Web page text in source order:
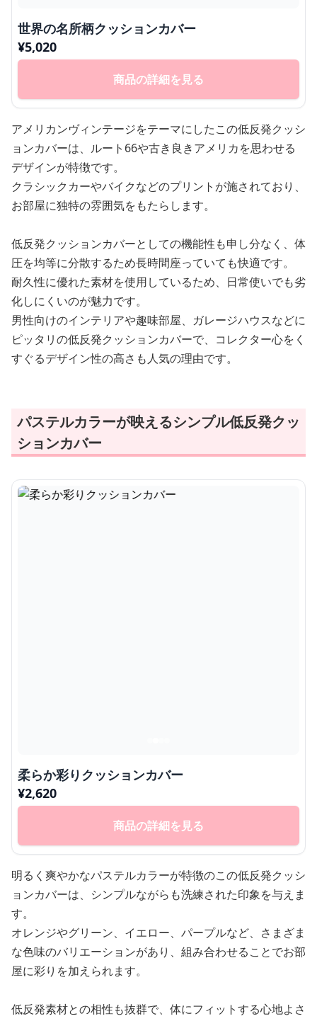
世界の名所柄クッションカバー
¥5,020
商品の詳細を見る
アメリカンヴィンテージをテーマにしたこの低反発クッシ
ョンカバーは、ルート66や古き良きアメリカを思わせる
デザインが特徴です。
クラシックカーやバイクなどのプリントが施されており、
お部屋に独特の雰囲気をもたらします。
低反発クッションカバーとしての機能性も申し分なく、体
圧を均等に分散するため長時間座っていても快適です。
耐久性に優れた素材を使用しているため、日常使いでも劣
化しにくいのが魅力です。
男性向けのインテリアや趣味部屋、ガレージハウスなどに
ピッタリの低反発クッションカバーで、コレクター心をく
すぐるデザイン性の高さも人気の理由です。
パステルカラーが映えるシンプル低反発クッ
ションカバー
柔らか彩りクッションカバー
¥2,620
商品の詳細を見る
明るく爽やかなパステルカラーが特徴のこの低反発クッシ
ョンカバーは、シンプルながらも洗練された印象を与えま
す。
オレンジやグリーン、イエロー、パープルなど、さまざま
な色味のバリエーションがあり、組み合わせることでお部
屋に彩りを加えられます。
低反発素材との相性も抜群で、体にフィットする心地よさ